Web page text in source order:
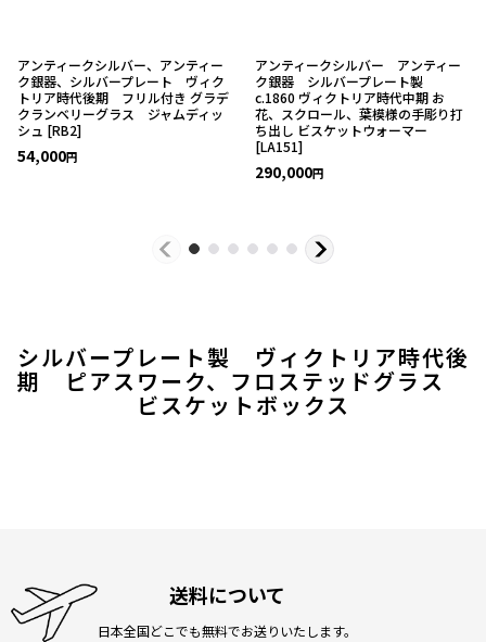
シルバープレート製 ヴィクトリア時代後
期 ピアスワーク、フロステッドグラス
ビスケットボックス
アンティークシルバー、アンティー
ク銀器、シルバープレート ヴィク
トリア時代後期 フリル付き グラデ
クランベリーグラス ジャムディッ
シュ [RB2]
54,000円
アンティークシルバー アンティー
ク銀器 シルバープレート製
c.1860 ヴィクトリア時代中期 お
花、スクロール、葉模様の手彫り打
ち出し ビスケットウォーマー
[LA151]
290,000円
送料について
日本全国どこでも無料でお送りいたします。